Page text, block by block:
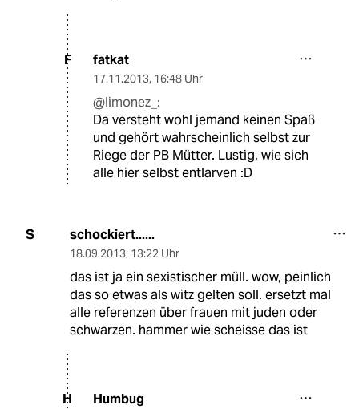
F fatkat
17.11.2013, 16:48 Uhr
@limonez_:
Da versteht wohl jemand keinen Spaß
und gehört wahrscheinlich selbst zur
Riege der PB Mütter. Lustig, wie sich
alle hier selbst entlarven :D
S schockiert......
18.09.2013, 13:22 Uhr
das ist ja ein sexistischer müll. wow, peinlich
das so etwas als witz gelten soll. ersetzt mal
alle referenzen über frauen mit juden oder
schwarzen. hammer wie scheisse das ist
H Humbug